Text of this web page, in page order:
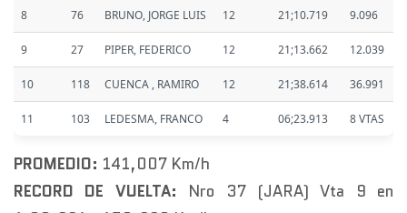
8 76 BRUNO, JORGE LUIS 12 21;10.719 9.096
9 27 PIPER, FEDERICO 12 21;13.662 12.039
10 118 CUENCA , RAMIRO 12 21;38.614 36.991
11 103 LEDESMA, FRANCO 4 06;23.913 8 VTAS
PROMEDIO: 141,007 Km/h
RECORD DE VUELTA: Nro 37 (JARA) Vta 9 en